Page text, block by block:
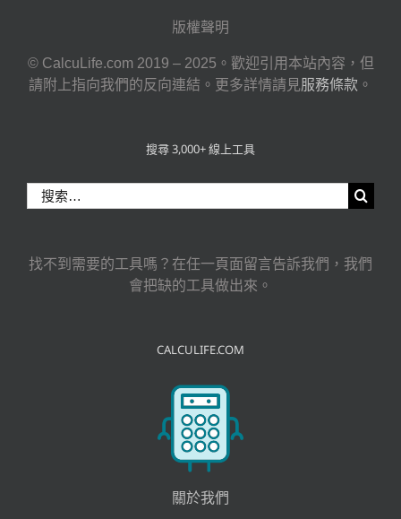
版權聲明
© CalcuLife.com 2019 – 2025。歡迎引用本站內容，但
請附上指向我們的反向連結。更多詳情請見服務條款 。
搜尋 3,000+ 線上工具
索
果：
找不到需要的工具嗎？在任一頁面留言告訴我們，我們
會把缺的工具做出來。
CALCULIFE.COM
關於我們